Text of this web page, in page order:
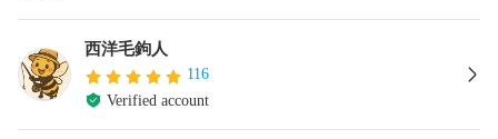
西洋毛鉤人
116
Verified account